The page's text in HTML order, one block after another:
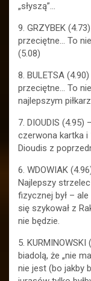
„słyszą”…
9. GRZYBEK
przeciętne… To
(5.08)
8. BULETSA
przeciętne… To
najlepszym
7. DIOUDIS (4.95)
czerwona kartka i
Dioudis z
6. WDOWIAK
Najlepszy
fizycznej był –
się szykował z
nie będzie.
5.
biadolą, że „nie
nie jest (bo jakby